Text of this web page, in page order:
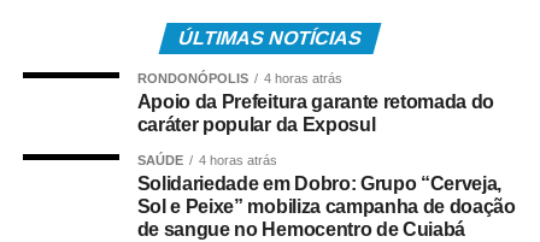
ÚLTIMAS NOTÍCIAS
RONDONÓPOLIS 4 horas atrás
Apoio da Prefeitura garante retomada do
caráter popular da Exposul
SAÚDE 4 horas atrás
Solidariedade em Dobro: Grupo “Cerveja,
Sol e Peixe” mobiliza campanha de doação
de sangue no Hemocentro de Cuiabá